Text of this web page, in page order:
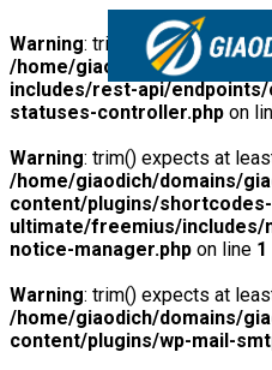
Warning: trim() expects at
/home/giaodich/domains/
includes/rest-api/
statuses-controller.php on
Warning: trim() expects at
/home/giaodich/domains/
content/plugins/shortcodes-
ultimate/freemius/includes/
notice-manager.php on line 1
Warning: trim() expects at
/home/giaodich/domains/
content/plugins/wp-mail-